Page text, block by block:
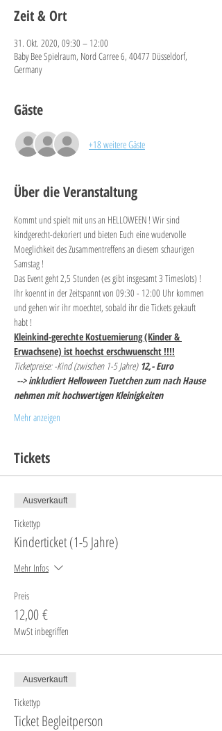
Zeit & Ort
31. Okt. 2020, 09:30 – 12:00
Baby Bee Spielraum, Nord Carree 6, 40477 Düsseldorf,
Germany
Gäste
+18 weitere Gäste
Über die Veranstaltung
Kommt und spielt mit uns an HELLOWEEN ! Wir sind
kindgerecht-dekoriert und bieten Euch eine wudervolle
Moeglichkeit des Zusammentreffens an diesem schaurigen
Samstag !
Das Event geht 2,5 Stunden (es gibt insgesamt 3 Timeslots) !
Ihr koennt in der Zeitspannt von 09:30 - 12:00 Uhr kommen
und gehen wir ihr moechtet, sobald ihr die Tickets gekauft
habt !
Kleinkind-gerechte Kostuemierung (Kinder &
Erwachsene) ist hoechst erschwuenscht !!!!
Ticketpreise: -Kind (zwischen 1-5 Jahre) 12,- Euro
--> inkludiert Helloween Tuetchen zum nach Hause
nehmen mit hochwertigen Kleinigkeiten
Mehr anzeigen
Tickets
Ausverkauft
Tickettyp
Kinderticket (1-5 Jahre)
Mehr Infos
Preis
12,00 €
MwSt inbegriffen
Ausverkauft
Tickettyp
Ticket Begleitperson